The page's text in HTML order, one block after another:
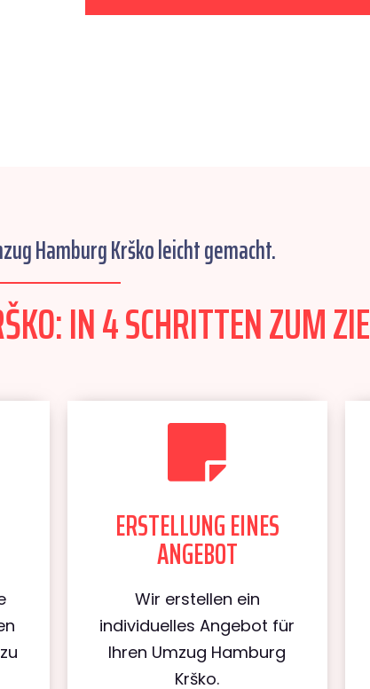
Hamburg Krško leicht gemacht.
IN 4 SCHRITTEN ZUM
ERSTELLUNG EINES
ANGEBOT
Wir erstellen ein
individuelles Angebot für
Ihren Umzug Hamburg
Krško.